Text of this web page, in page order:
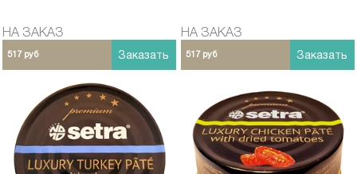
НА ЗАКАЗ
517 руб Заказать
НА ЗАКАЗ
517 руб Заказать